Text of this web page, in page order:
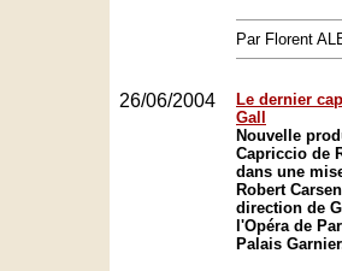
Par Florent
26/06/2004
Le dernier
Gall
Nouvelle
Capriccio de
dans une
Robert
direction de
l'Opéra de
Palais